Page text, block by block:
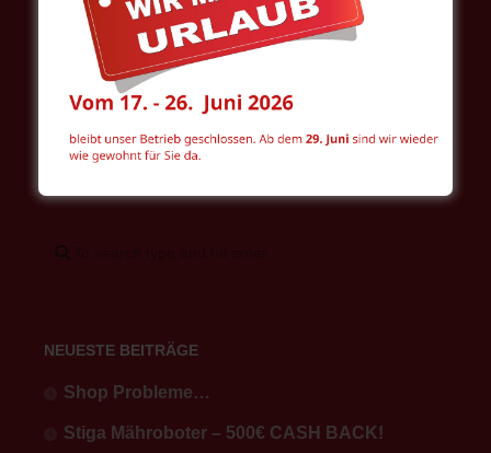
Intranet
WOL
NEUESTE BEITRÄGE
Shop Probleme…
Stiga Mähroboter – 500€ CASH BACK!